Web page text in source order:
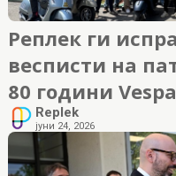
Реплек ги
весписти на
80 години Vespa
Replek
јуни 24, 2026